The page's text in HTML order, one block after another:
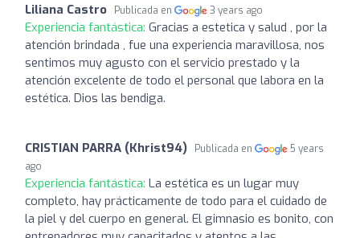
Liliana Castro Publicada en 3 years ago
Experiencia fantástica: Gracias a estetica y salud , por la
atención brindada , fue una experiencia maravillosa, nos
sentimos muy agusto con el servicio prestado y la
atención excelente de todo el personal que labora en la
estética. Dios las bendiga.
CRISTIAN PARRA (Khrist94) Publicada en
5 years
ago
Experiencia fantástica: La estética es un lugar muy
completo, hay prácticamente de todo para el cuidado de
la piel y del cuerpo en general. El gimnasio es bonito, con